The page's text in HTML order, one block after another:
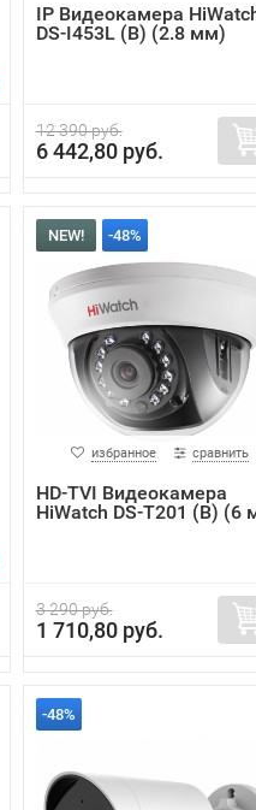
IP Видеокамера
DS-I453L (B) (2.8 мм)
12 390 руб.
6 442,80 руб.
NEW! -48%
избранное сравнить
HD-TVI Видеокамера
HiWatch DS-T201 (B) (6
3 290 руб.
1 710,80 руб.
-48%